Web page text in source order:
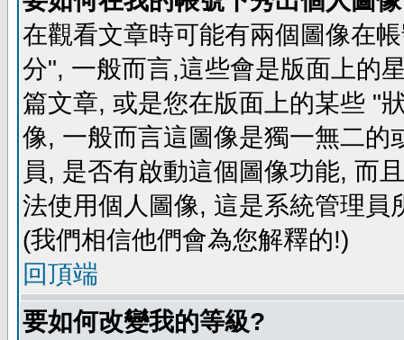
在觀看文章時可能有兩個圖像在
分", 一般而言,這些會是版面上的
篇文章, 或是您在版面上的某些 "
像, 一般而言這圖像是獨一無二
員, 是否有啟動這個圖像功能, 而
法使用個人圖像, 這是系統管理
(我們相信他們會為您解釋的!)
回頂端
要如何改變我的等級?